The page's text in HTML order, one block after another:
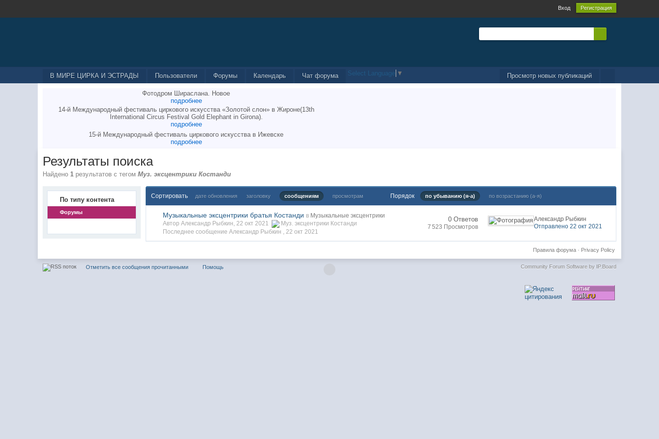
Вход Регистрация
Просмотр новых публикаций
В МИРЕ ЦИРКА И ЭСТРАДЫ Пользователи Форумы Календарь Чат форума Select Language ▼
Фотодром Шираслана. Новое
подробнее
14-й Международный фестиваль циркового искусства «Золотой слон» в Жироне(13th
International Circus Festival Gold Elephant in Girona).
подробнее
15-й Международный фестиваль циркового искусства в Ижевске
подробнее
Результаты поиска
Найдено1 результатов с тегомМуз. эксцентрики Костанди
По типу контента
Форумы
Сортировать дате обновления заголовку сообщениям просмотрам Порядок по убыванию (я-а) по возрастанию (а-я)
Музыкальные эксцентрики братья Костанди в Музыкальные эксцентрики
Автор Александр Рыбкин, 22 окт 2021
Муз. эксцентрики Костанди
Последнее сообщение Александр Рыбкин ,22 окт 2021
0 Ответов
7 523 Просмотров
Александр Рыбкин
Отправлено 22 окт 2021
Privacy Policy
Правила форума·
Отметить все сообщения прочитанными Помощь Community Forum Software by IP.Board